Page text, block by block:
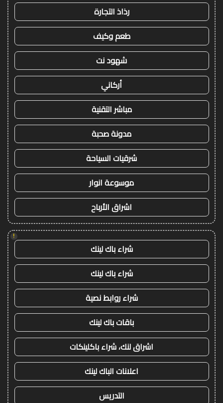
رذاذ التجارة
طعم وكيف
شهود نت
أركاني
مباشر التقنية
مدونة صحبة
شرقيات السياحة
موسوعة انوار
اشراق الأرباح
!
شراء باك لينك
شراء باك لينك
شراء روابط نصية
باقات باك لينك
اشراق لنك، شراء باكلينكات
اعلانات الباك لينك
التدريس